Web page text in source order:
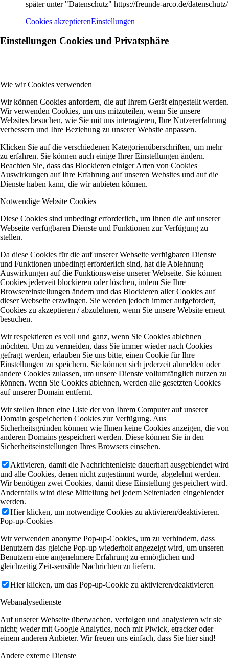
später unter "Datenschutz" https://freunde-arco.de/datenschutz/
Cookies akzeptierenEinstellungen
Einstellungen Cookies und Privatsphäre
Wie wir Cookies verwenden
Wir können Cookies anfordern, die auf Ihrem Gerät eingestellt werden.
Wir verwenden Cookies, um uns mitzuteilen, wenn Sie unsere
Websites besuchen, wie Sie mit uns interagieren, Ihre Nutzererfahrung
verbessern und Ihre Beziehung zu unserer Website anpassen.
Klicken Sie auf die verschiedenen Kategorienüberschriften, um mehr
zu erfahren. Sie können auch einige Ihrer Einstellungen ändern.
Beachten Sie, dass das Blockieren einiger Arten von Cookies
Auswirkungen auf Ihre Erfahrung auf unseren Websites und auf die
Dienste haben kann, die wir anbieten können.
Notwendige Website Cookies
Diese Cookies sind unbedingt erforderlich, um Ihnen die auf unserer
Webseite verfügbaren Dienste und Funktionen zur Verfügung zu
stellen.
Da diese Cookies für die auf unserer Webseite verfügbaren Dienste
und Funktionen unbedingt erforderlich sind, hat die Ablehnung
Auswirkungen auf die Funktionsweise unserer Webseite. Sie können
Cookies jederzeit blockieren oder löschen, indem Sie Ihre
Browsereinstellungen ändern und das Blockieren aller Cookies auf
dieser Webseite erzwingen. Sie werden jedoch immer aufgefordert,
Cookies zu akzeptieren / abzulehnen, wenn Sie unsere Website erneut
besuchen.
Wir respektieren es voll und ganz, wenn Sie Cookies ablehnen
möchten. Um zu vermeiden, dass Sie immer wieder nach Cookies
gefragt werden, erlauben Sie uns bitte, einen Cookie für Ihre
Einstellungen zu speichern. Sie können sich jederzeit abmelden oder
andere Cookies zulassen, um unsere Dienste vollumfänglich nutzen zu
können. Wenn Sie Cookies ablehnen, werden alle gesetzten Cookies
auf unserer Domain entfernt.
Wir stellen Ihnen eine Liste der von Ihrem Computer auf unserer
Domain gespeicherten Cookies zur Verfügung. Aus
Sicherheitsgründen können wie Ihnen keine Cookies anzeigen, die von
anderen Domains gespeichert werden. Diese können Sie in den
Sicherheitseinstellungen Ihres Browsers einsehen.
Aktivieren, damit die Nachrichtenleiste dauerhaft ausgeblendet wird
und alle Cookies, denen nicht zugestimmt wurde, abgelehnt werden.
Wir benötigen zwei Cookies, damit diese Einstellung gespeichert wird.
Andernfalls wird diese Mitteilung bei jedem Seitenladen eingeblendet
werden.
Hier klicken, um notwendige Cookies zu aktivieren/deaktivieren.
Pop-up-Cookies
Wir verwenden anonyme Pop-up-Cookies, um zu verhindern, dass
Benutzern das gleiche Pop-up wiederholt angezeigt wird, um unseren
Benutzern eine angenehmere Erfahrung zu ermöglichen und
gleichzeitig Zeit-sensible Nachrichten zu liefern.
Hier klicken, um das Pop-up-Cookie zu aktivieren/deaktivieren
Webanalysedienste
Auf unserer Webseite überwachen, verfolgen und analysieren wir sie
nicht; weder mit Google Analytics, noch mit Piwick, etracker oder
einem anderen Anbieter. Wir freuen uns einfach, dass Sie hier sind!
Andere externe Dienste